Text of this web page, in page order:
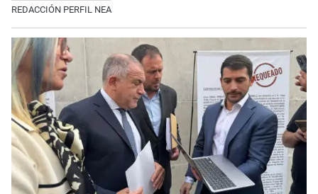
REDACCIÓN PERFIL NEA